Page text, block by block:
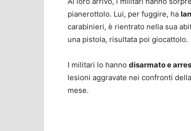
pianerottolo. Lui, per fuggire, ha
carabinieri, è rientrato nella sua
una pistola, risultata poi giocattolo.
I militari lo hanno disarmato e
lesioni aggravate nei confronti
mese.